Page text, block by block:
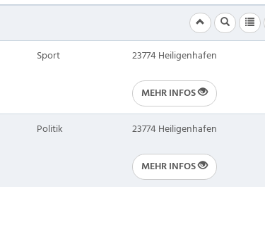
Sport 23774 Heiligenhafen
MEHR INFOS
Politik 23774 Heiligenhafen
MEHR INFOS